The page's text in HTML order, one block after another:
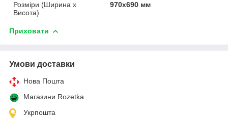
Розміри (Ширина х
Висота)
970х690 мм
Приховати
Умови доставки
Нова Пошта
Магазини Rozetka
Укрпошта